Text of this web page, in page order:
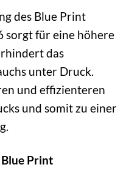
des Blue Print
sorgt für eine höhere
das
unter Druck.
und effizienteren
und somit zu einer
Print